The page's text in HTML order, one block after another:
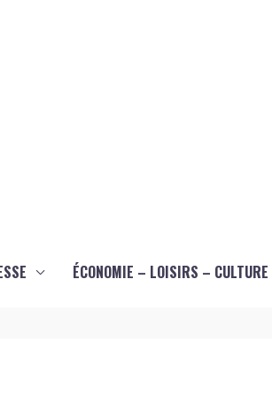
ÉCONOMIE – LOISIRS – CULTURE